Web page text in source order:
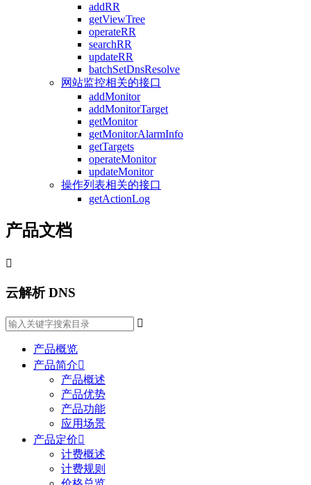
addRR
getViewTree
operateRR
searchRR
updateRR
batchSetDnsResolve
网站监控相关的接口
addMonitor
addMonitorTarget
getMonitor
getMonitorAlarmInfo
getTargets
operateMonitor
updateMonitor
操作列表相关的接口
getActionLog
产品文档

云解析 DNS

产品概览
产品简介
产品概述
产品优势
产品功能
应用场景
产品定价
计费概述
计费规则